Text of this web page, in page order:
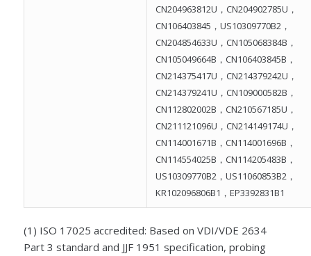
CN204963812U，CN204902785U，
CN106403845，US10309770B2，
CN204854633U，CN105068384B，
CN105049664B，CN106403845B，
CN214375417U，CN214379242U，
CN214379241U，CN109000582B，
CN112802002B，CN210567185U，
CN211121096U，CN214149174U，
CN114001671B，CN114001696B，
CN114554025B，CN114205483B，
US10309770B2，US11060853B2，
KR102096806B1，EP3392831B1
(1) ISO 17025 accredited: Based on VDI/VDE 2634
Part 3 standard and JJF 1951 specification, probing